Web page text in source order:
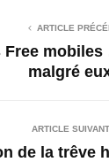
ARTICLE
Free
malgré
ARTICLE SUIVANT
de la trêve